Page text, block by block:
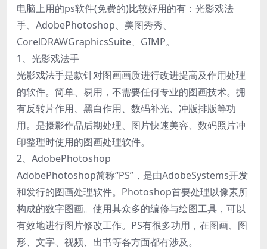
电脑上用的ps软件(免费的)比较好用的有：光影戏法
手、AdobePhotoshop、美图秀秀、
CorelDRAWGraphicsSuite、GIMP。
1、光影戏法手
光影戏法手是款针对图画画质进行改进提高及作用处理
的软件。简单、易用，不需要任何专业的图画技术。拥
有反转片作用、黑白作用、数码补光、冲版排版等功
用。是摄影作品后期处理、图片快速美容、数码照片冲
印整理时使用的图画处理软件。
2、AdobePhotoshop
AdobePhotoshop简称“PS”，是由AdobeSystems开发
和发行的图画处理软件。Photoshop首要处理以像素所
构成的数字图画。使用其众多的编修与绘图工具，可以
有效地进行图片修改工作。PS有很多功用，在图画、图
形、文字、视频、出书等各方面都有涉及。